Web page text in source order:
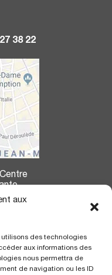
aux
utilisons des technologies
aux informations des
nous permettra de
de navigation ou les ID
38 22
d’Azur
«gare Thiers»